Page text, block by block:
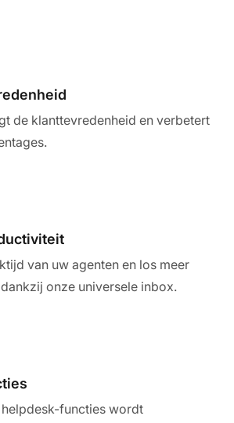
de klanttevredenheid en verbetert
van uw agenten en los meer
onze universele inbox.
helpdesk-functies wordt